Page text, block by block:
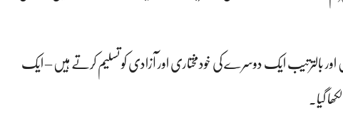
جلتے ہیں اور بالترتیب ایک دوسرے کی خودمختاری اور آزادی کو تسلیم کرتے ہیں – ایک
گیا۔